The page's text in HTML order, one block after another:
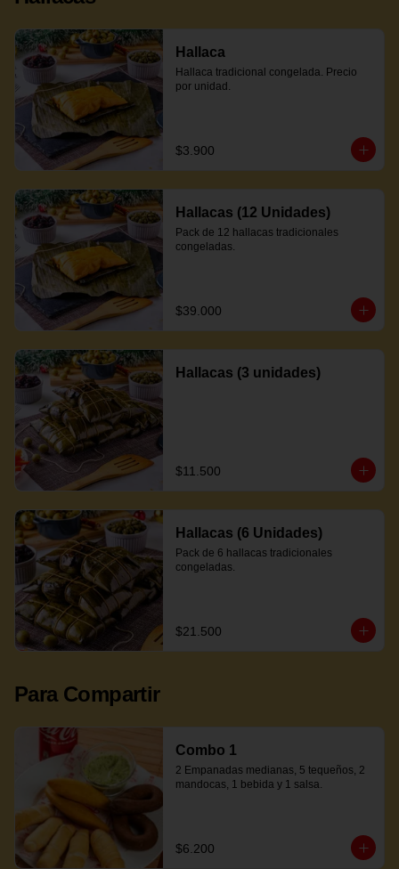
Hallaca
Hallaca tradicional congelada. Precio
por unidad.
$3.900
Hallacas (12 Unidades)
Pack de 12 hallacas tradicionales
congeladas.
$39.000
Hallacas (3 unidades)
$11.500
Hallacas (6 Unidades)
Pack de 6 hallacas tradicionales
congeladas.
$21.500
Para Compartir
Combo 1
2 Empanadas medianas, 5 tequeños, 2
mandocas, 1 bebida y 1 salsa.
$6.200